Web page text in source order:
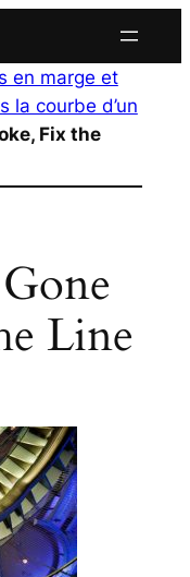
en marge et
la courbe d’un
Fix the
Line